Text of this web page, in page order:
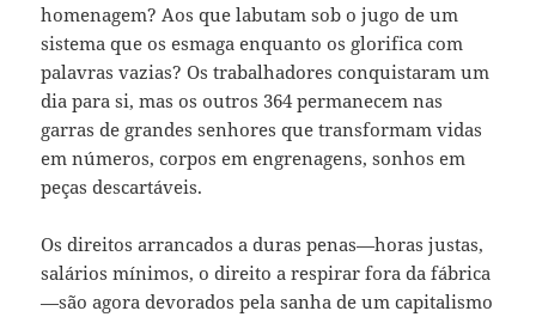
homenagem? Aos que labutam sob o jugo de um
sistema que os esmaga enquanto os glorifica com
palavras vazias? Os trabalhadores conquistaram um
dia para si, mas os outros 364 permanecem nas
garras de grandes senhores que transformam vidas
em números, corpos em engrenagens, sonhos em
peças descartáveis.
Os direitos arrancados a duras penas—horas justas,
salários mínimos, o direito a respirar fora da fábrica
—são agora devorados pela sanha de um capitalismo